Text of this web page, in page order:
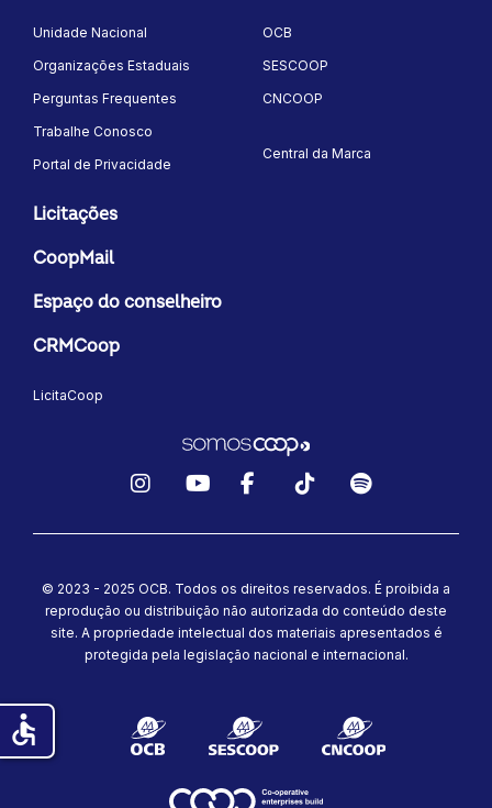
Unidade Nacional
Organizações Estaduais
Perguntas Frequentes
Trabalhe Conosco
Portal de Privacidade
OCB
SESCOOP
CNCOOP
Central da Marca
Licitações
CoopMail
Espaço do conselheiro
CRMCoop
LicitaCoop
© 2023 - 2025 OCB. Todos os direitos reservados. É proibida a
reprodução ou distribuição não autorizada do conteúdo deste
site. A propriedade intelectual dos materiais apresentados é
protegida pela legislação nacional e internacional.
accessible